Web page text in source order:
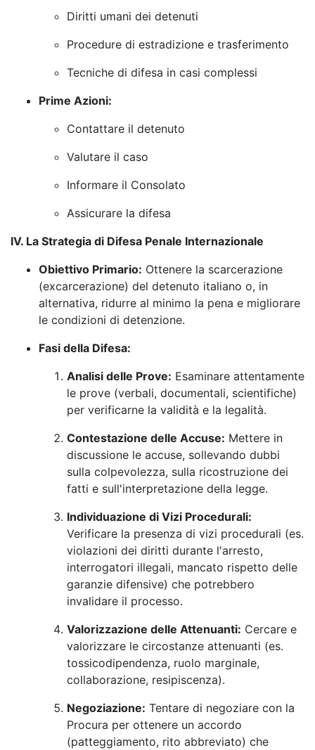
Diritti umani dei detenuti
Procedure di estradizione e trasferimento
Tecniche di difesa in casi complessi
Prime Azioni:
Contattare il detenuto
Valutare il caso
Informare il Consolato
Assicurare la difesa
IV. La Strategia di Difesa Penale Internazionale
Obiettivo Primario: Ottenere la scarcerazione
(excarcerazione) del detenuto italiano o, in
alternativa, ridurre al minimo la pena e migliorare
le condizioni di detenzione.
Fasi della Difesa:
Analisi delle Prove: Esaminare attentamente
le prove (verbali, documentali, scientifiche)
per verificarne la validità e la legalità.
Contestazione delle Accuse: Mettere in
discussione le accuse, sollevando dubbi
sulla colpevolezza, sulla ricostruzione dei
fatti e sull'interpretazione della legge.
Individuazione di Vizi Procedurali:
Verificare la presenza di vizi procedurali (es.
violazioni dei diritti durante l'arresto,
interrogatori illegali, mancato rispetto delle
garanzie difensive) che potrebbero
invalidare il processo.
Valorizzazione delle Attenuanti: Cercare e
valorizzare le circostanze attenuanti (es.
tossicodipendenza, ruolo marginale,
collaborazione, resipiscenza).
Negoziazione: Tentare di negoziare con la
Procura per ottenere un accordo
(patteggiamento, rito abbreviato) che